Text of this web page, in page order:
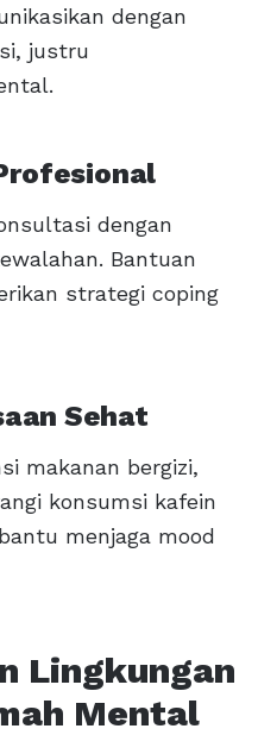
dengan
justru
dengan
Bantuan
strategi coping
Sehat
makanan bergizi,
konsumsi kafein
menjaga mood
Lingkungan
Mental